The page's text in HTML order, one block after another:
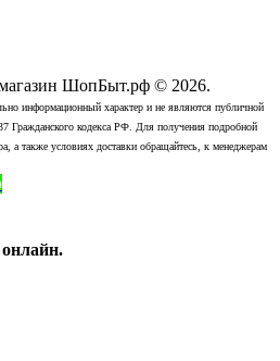
ШопБыт.рф © 2026.
информационный характер и не являются публичной
Гражданского кодекса РФ. Для получения подробной
а также условиях доставки обращайтесь, к менеджерам